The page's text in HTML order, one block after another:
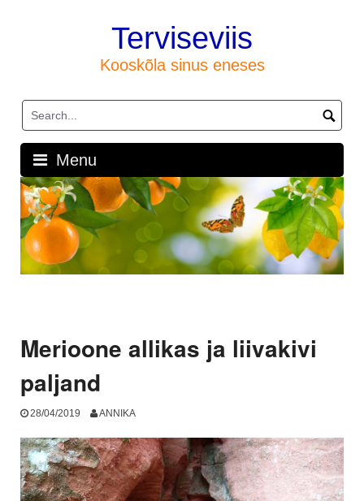
Terviseviis
Kooskõla sinus eneses
Menu
Merioone allikas ja liivakivi
paljand
28/04/2019 ANNIKA